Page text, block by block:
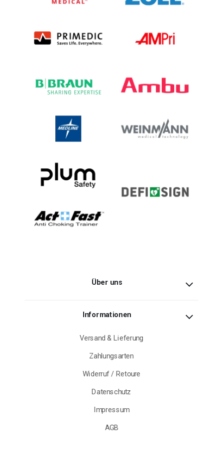
Über uns
Informationen
Versand & Lieferung
Zahlungsarten
Widerruf / Retoure
Datenschutz
Impressum
AGB